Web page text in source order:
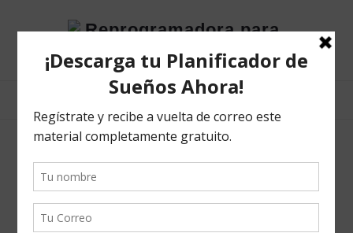
Reprogramadora
el
éxito
#fibromialgia